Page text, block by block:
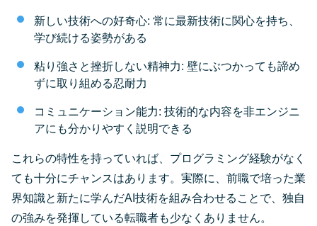
新しい技術への好奇心: 常に最新技術に関心を持ち、
学び続ける姿勢がある
粘り強さと挫折しない精神力: 壁にぶつかっても諦め
ずに取り組める忍耐力
コミュニケーション能力: 技術的な内容を非エンジニ
アにも分かりやすく説明できる
これらの特性を持っていれば、プログラミング経験がなく
ても十分にチャンスはあります。実際に、前職で培った業
界知識と新たに学んだAI技術を組み合わせることで、独自
の強みを発揮している転職者も少なくありません。